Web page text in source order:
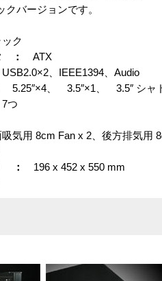
クバージョンです。
ク
：
ATX
、IEEE1394、Audio
5.25″×4、 3.5″×1、 3.5″ シャ
つ
気用 8cm Fan x 2、後方排気用
：
196 x 452 x 550 mm